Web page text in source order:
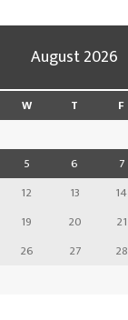
August 2026
W T F
5 6 7
12 13 14
19 20 21
26 27 28